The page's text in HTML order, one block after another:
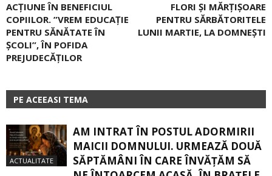
ACȚIUNE ÎN BENEFICIUL
COPIILOR. ”VREM EDUCAŢIE
PENTRU SĂNĂTATE ÎN
ȘCOLI”, ÎN POFIDA
PREJUDECĂŢILOR
FLORI ȘI MĂRŢIȘOARE
PENTRU SĂRBĂTORITELE
LUNII MARTIE, LA DOMNEȘTI
PE ACEEASI TEMA
ACTUALITATE
AM INTRAT ÎN POSTUL ADORMIRII
MAICII DOMNULUI. URMEAZĂ DOUĂ
SĂPTĂMÂNI ÎN CARE ÎNVĂŢĂM SĂ